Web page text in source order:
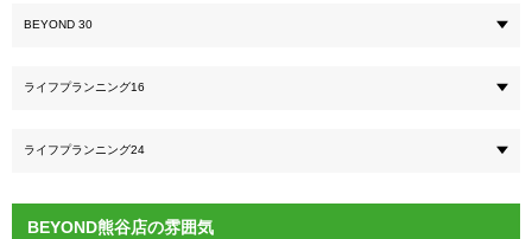
BEYOND 30
ライフプランニング16
ライフプランニング24
BEYOND熊谷店の雰囲気